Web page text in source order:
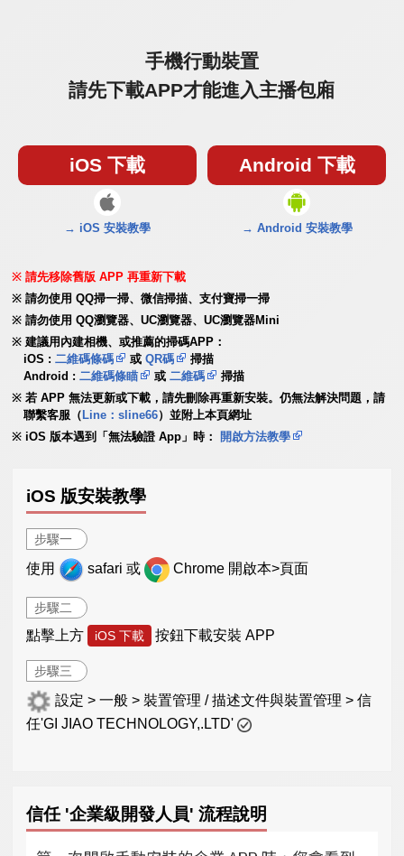
手機行動裝置
請先下載APP才能進入主播包廂
iOS 下載
→ iOS 安裝教學
Android 下載
→ Android 安裝教學
請先移除舊版 APP 再重新下載
請勿使用 QQ掃一掃、微信掃描、支付寶掃一掃
請勿使用 QQ瀏覽器、UC瀏覽器、UC瀏覽器Mini
建議用內建相機、或推薦的掃碼APP：
iOS :二維碼條碼 或QR碼
掃描
Android :二維碼條瞄 或二維碼
掃描
若 APP 無法更新或下載，請先刪除再重新安裝。仍無法解決問題，請
聯繫客服（ Line：sline66）並附上本頁網址
iOS 版本遇到「無法驗證 App」時：
開啟方法教學
iOS 版安裝教學
步驟一
使用 safari 或 Chrome 開啟本>頁面
步驟二
點擊上方 iOS 下載 按鈕下載安裝 APP
步驟三
設定 > 一般 > 裝置管理 / 描述文件與裝置管理 > 信
任'GI JIAO TECHNOLOGY,.LTD'
信任 '企業級開發人員' 流程說明